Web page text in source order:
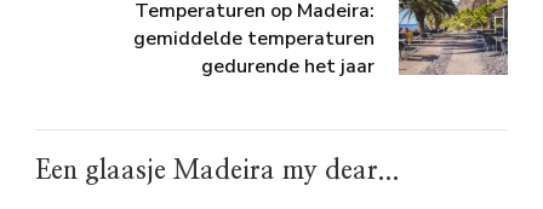
Temperaturen op Madeira:
gemiddelde temperaturen
gedurende het jaar
Een glaasje Madeira my dear...